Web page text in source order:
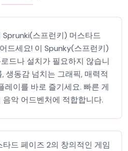
Sprunki(스프런키) 머스타드
드세요! 이 Spunky(스프런키)
드나 설치가 필요하지 않습니
생동감 넘치는 그래픽, 매력적
레이를 바로 즐기세요. 빠른 게
악 어드벤처에 적합합니다.
드 페이즈 2의 창의적인 게임